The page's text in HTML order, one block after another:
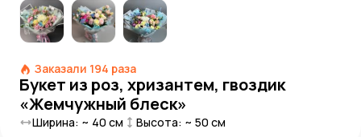
Заказали 194 раза
Букет из роз, хризантем, гвоздик
«Жемчужный блеск»
Ширина: ~ 40 см Высота: ~ 50 см